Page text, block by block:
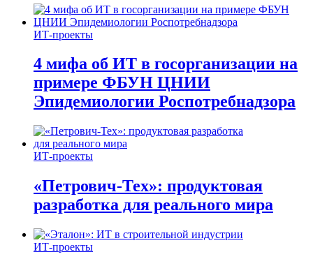
ИТ-проекты
4 мифа об ИТ в госорганизации на
примере ФБУН ЦНИИ
Эпидемиологии Роспотребнадзора
ИТ-проекты
«Петрович-Тех»: продуктовая
разработка для реального мира
ИТ-проекты